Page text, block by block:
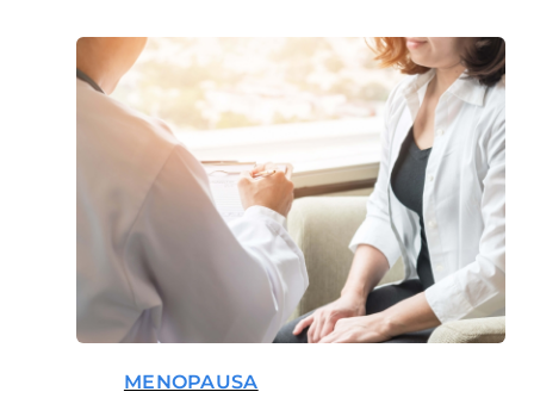
MENOPAUSA